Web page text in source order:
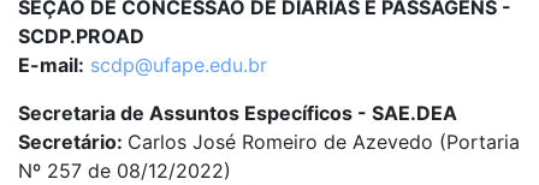
SEÇÃO DE CONCESSÃO DE DIÁRIAS E PASSAGENS -
SCDP.PROAD
E-mail: scdp@ufape.edu.br
Secretaria de Assuntos Específicos - SAE.DEA
Secretário: Carlos José Romeiro de Azevedo (Portaria
Nº 257 de 08/12/2022)